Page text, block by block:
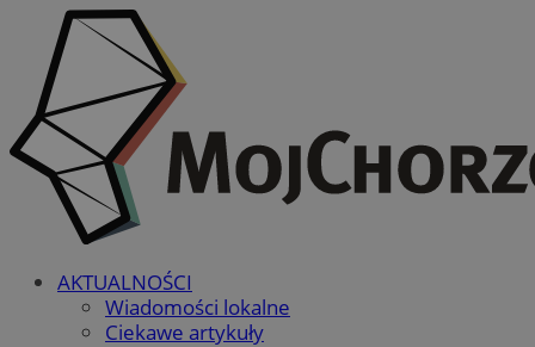
AKTUALNOŚCI
Wiadomości lokalne
Ciekawe artykuły